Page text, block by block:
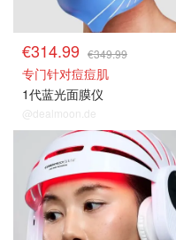
€314.99 €349.99
专门针对痘痘肌
1代蓝光面膜仪
@dealmoon.de